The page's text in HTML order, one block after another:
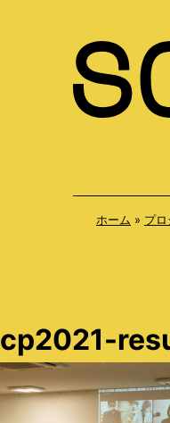
ホーム » プロ
cp2021-